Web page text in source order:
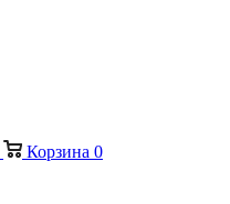
Корзина 0